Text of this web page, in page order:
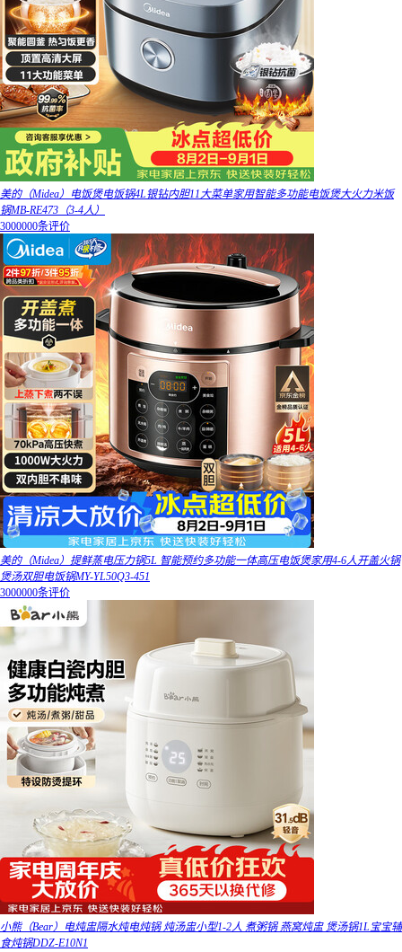
美的（Midea）电饭煲电饭锅4L银钻内胆11大菜单家用智能多功能电饭煲大火力米饭
锅MB-RE473（3-4人）
3000000条评价
美的（Midea）提鲜蒸电压力锅5L 智能预约多功能一体高压电饭煲家用4-6人开盖火锅
煲汤双胆电饭锅MY-YL50Q3-451
3000000条评价
小熊（Bear）电炖盅隔水炖电炖锅 炖汤盅小型1-2人 煮粥锅 燕窝炖盅 煲汤锅1L宝宝辅
食炖锅DDZ-E10N1